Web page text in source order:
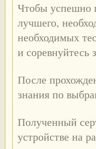
Чтобы успешно
лучшего,
необходимых
и соревнуйтесь
После
знания по
Полученный
устройстве на